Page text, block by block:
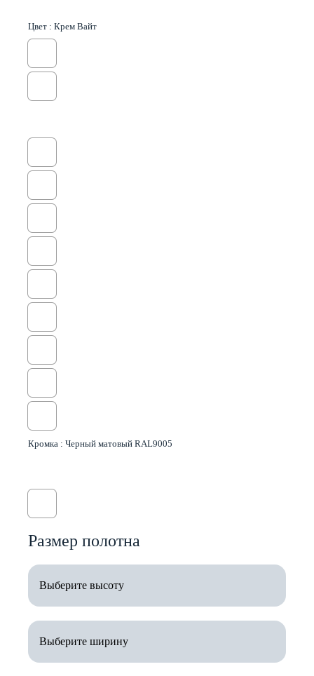
Цвет : Крем Вайт
Кромка : Черный матовый RAL9005
Размер полотна